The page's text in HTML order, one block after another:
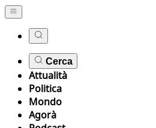
Cerca
Attualità
Politica
Mondo
Agorà